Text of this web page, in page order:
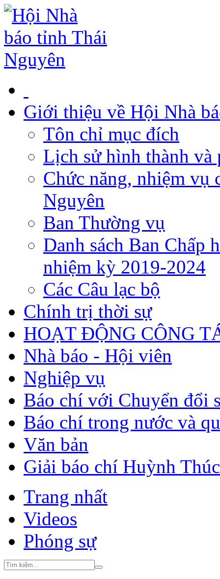
Giới thiệu về Hội Nhà
Tôn chỉ mục đích
Lịch sử hình thành và
Chức năng, nhiệm vụ
Nguyên
Ban Thường vụ
Danh sách Ban Chấp
nhiệm kỳ 2019-2024
Các Câu lạc bộ
Chính trị thời sự
HOẠT ĐỘNG CÔNG
Nhà báo - Hội viên
Nghiệp vụ
Báo chí với Chuyển đổi
Báo chí trong nước và
Văn bản
Giải báo chí Huỳnh
Trang nhất
Videos
Phóng sự